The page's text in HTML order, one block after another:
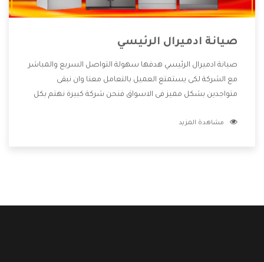
صيانة ادميرال الرئيسي
صيانة ادميرال الرئيسي هدفها سهولة التواصل السريع والمباشر
مع الشركة لكى يستمتع العميل بالتعامل معنا وان نبقى
متواجدين بشكل مميز فى الاسواق فنحن شركة كبيرة نهتم بكل
الشركة بها والتى تكون منها خدمة الصيانة التى تكون من أهم
مشاهدة المزيد